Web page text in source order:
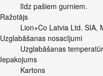
līdz pašiem gurniem.
Ražotājs
Lion+Co Latvia Ltd. SIA,
Uzglabāšanas nosacījumi
Uzglabāšanas
Iepakojums
Kartons